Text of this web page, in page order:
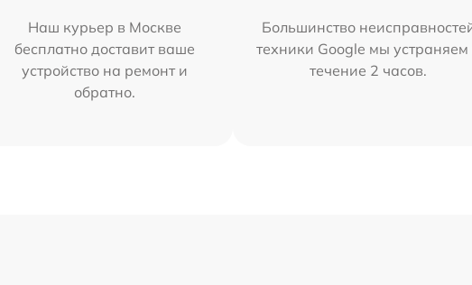
Наш курьер в Москве
бесплатно доставит ваше
устройство на ремонт и
обратно.
Большинство
техники Google мы устраняем
течение 2 часов.